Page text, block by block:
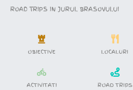
ROAD TRIPS IN JURUL BRASOVULUI
OBIECTIVE LOCALURI
ACTIVITATI ROAD TRIPS